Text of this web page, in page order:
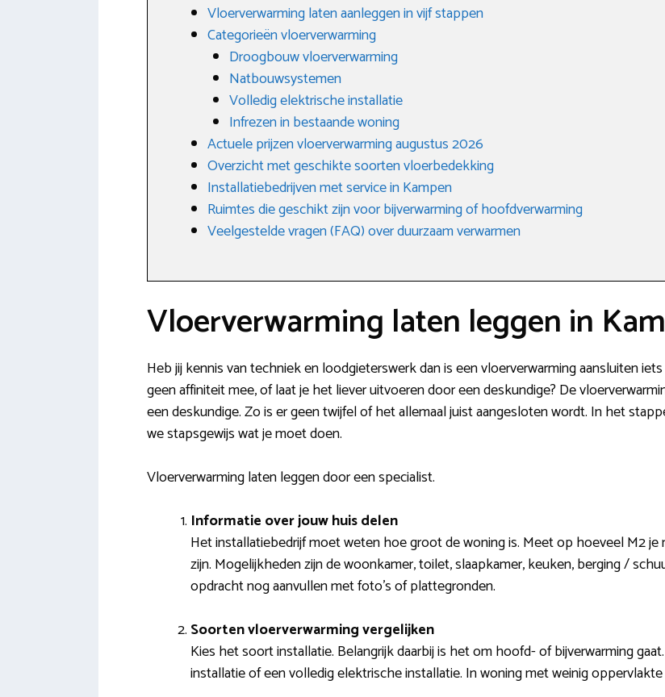
Vloerverwarming laten aanleggen in vijf stappen
Categorieën vloerverwarming
Droogbouw vloerverwarming
Natbouwsystemen
Volledig elektrische installatie
Infrezen in bestaande woning
Actuele prijzen vloerverwarming augustus 2026
Overzicht met geschikte soorten vloerbedekking
Installatiebedrijven met service in Kampen
Ruimtes die geschikt zijn voor bijverwarming of hoofdverwarming
Veelgestelde vragen (FAQ) over duurzaam verwarmen
Vloerverwarming laten leggen in
Heb jij kennis van techniek en loodgieterswerk dan is een vloerverwarming aansluiten
geen affiniteit mee, of laat je het liever uitvoeren door een deskundige? De
een deskundige. Zo is er geen twijfel of het allemaal juist aangesloten wordt. In het
we stapsgewijs wat je moet doen.
Vloerverwarming laten leggen door een specialist.
Informatie over jouw huis delen
Het installatiebedrijf moet weten hoe groot de woning is. Meet op hoeveel M2
zijn. Mogelijkheden zijn de woonkamer, toilet, slaapkamer, keuken, berging /
opdracht nog aanvullen met foto’s of plattegronden.
Soorten vloerverwarming vergelijken
Kies het soort installatie. Belangrijk daarbij is het om hoofd- of bijverwarming
installatie of een volledig elektrische installatie. In woning met weinig